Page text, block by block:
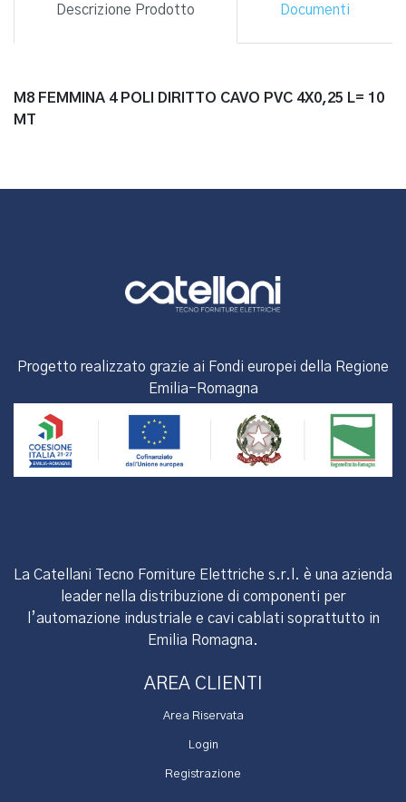
Descrizione Prodotto Documenti
M8 FEMMINA 4 POLI DIRITTO CAVO PVC 4X0,25 L= 10
MT
Progetto realizzato grazie ai Fondi europei della Regione
Emilia-Romagna
La Catellani Tecno Forniture Elettriche s.r.l. è una azienda
leader nella distribuzione di componenti per
l’automazione industriale e cavi cablati soprattutto in
Emilia Romagna.
AREA CLIENTI
Area Riservata
Login
Registrazione